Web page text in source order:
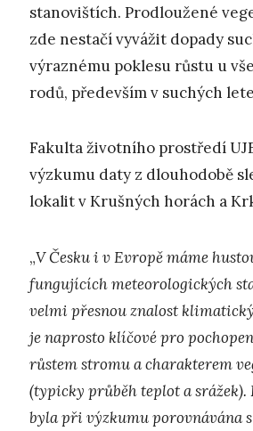
stanovištích. Prodloužené
zde nestačí vyvážit dopady
výraznému poklesu růstu u
rodů, především v suchých
Fakulta životního prostředí
výzkumu daty z dlouhodobě
lokalit v Krušných horách a
„V Česku i v Evropě máme
fungujících meteorologických
velmi přesnou znalost
je naprosto klíčové pro
růstem stromu a charakterem
(typicky průběh teplot a srážek).
byla při výzkumu porovnávána